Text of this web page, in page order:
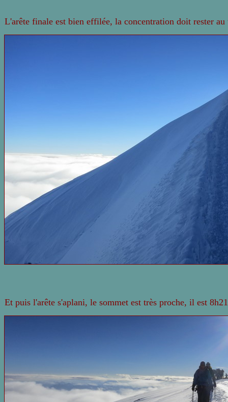
L'arête finale est bien effilée, la concentration doit rester au
Et puis l'arête s'aplani, le sommet est très proche, il est